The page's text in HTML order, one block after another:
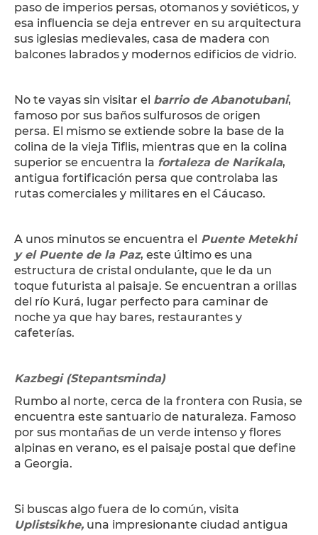
paso de imperios persas, otomanos y soviéticos, y
esa influencia se deja entrever en su arquitectura
sus iglesias medievales, casa de madera con
balcones labrados y modernos edificios de vidrio.
No te vayas sin visitar el barrio de Abanotubani,
famoso por sus baños sulfurosos de origen
persa. El mismo se extiende sobre la base de la
colina de la vieja Tiflis, mientras que en la colina
superior se encuentra la fortaleza de Narikala,
antigua fortificación persa que controlaba las
rutas comerciales y militares en el Cáucaso.
A unos minutos se encuentra el Puente Metekhi
y el Puente de la Paz, este último es una
estructura de cristal ondulante, que le da un
toque futurista al paisaje. Se encuentran a orillas
del río Kurá, lugar perfecto para caminar de
noche ya que hay bares, restaurantes y
cafeterías.
Kazbegi (Stepantsminda)
Rumbo al norte, cerca de la frontera con Rusia, se
encuentra este santuario de naturaleza. Famoso
por sus montañas de un verde intenso y flores
alpinas en verano, es el paisaje postal que define
a Georgia.
Si buscas algo fuera de lo común, visita
Uplistsikhe, una impresionante ciudad antigua